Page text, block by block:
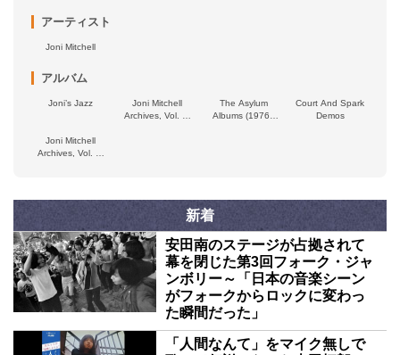
アーティスト
Joni Mitchell
アルバム
Joni’s Jazz
Joni Mitchell
Archives, Vol. 4:
The Asylum
Albums (1976–
Court And Spark
Demos
Joni Mitchell
Archives, Vol. 3:
新着
安田南のステージが占拠されて
幕を閉じた第3回フォーク・ジャ
ンボリー～「日本の音楽シーン
がフォークからロックに変わっ
た瞬間だった」
「人間なんて」をマイク無しで